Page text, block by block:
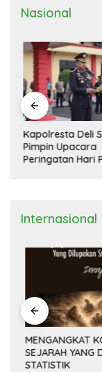
Nasional
Kapolresta Deli
Pimpin Upacara
Peringatan Hari
Internasional
MENGANGKAT
SEJARAH YANG
STATISTIK